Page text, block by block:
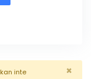
×
inte